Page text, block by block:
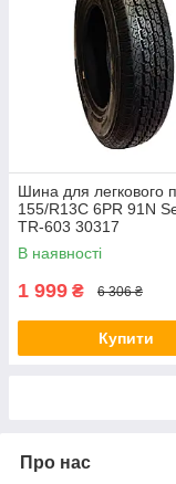
Шина для легкового
155/R13C 6PR 91N
TR-603 30317
В наявності
1 999 ₴ 6 306 ₴
Купити
Про нас